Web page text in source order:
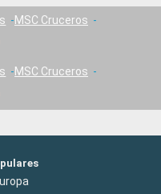
MSC Cruceros
MSC Cruceros